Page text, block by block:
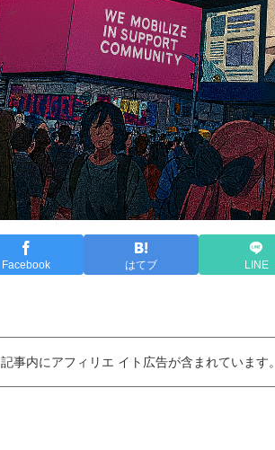
Facebook はてブ LINE
記事内にアフィリエ イト広告が含まれています。